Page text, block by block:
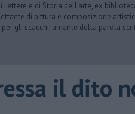
Lettere e di Storia dell’arte, ex
di pittura e composizione
per gli scacchi; amante della parola
il dito